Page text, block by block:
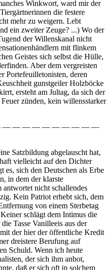
Winkwort, ward mir der
die festere
mehr zu weigern. Lebt
ein zweiter Zeuge? ...) Wo der
der Willenskanal nicht
mit flinkem
Geistes sich selbst die Hülle,
Aber dem vergreisten
Portefeuilletonisten, deren
gunstgeiler Holzböcke
ersteht am Jultag, da sich der
zünden, kein willensstarker
— — — — — — — — —
Satzbildung abgelauscht hat,
vielleicht auf den Dichter
es, sich den Deutschen als Erbe
in dem der klarste
antwortet nicht schallendes
Kein Patriot erhebt sich, dem
von einem Sterbetag
schlägt dem Intimus die
Tasse Vanilleeis aus der
der hier der öffentliche Kredit
dreistere Berufung auf
Schuld. Wenn ich heute
der sich ihm anbot,
daß er sich oft in solchem